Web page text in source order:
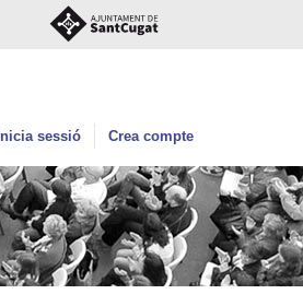
Inicia sessió Crea compte